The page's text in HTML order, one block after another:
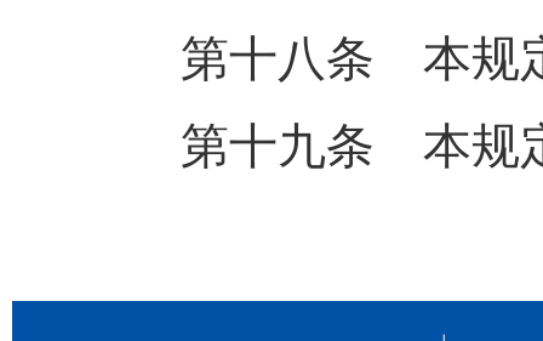
第十八条 本规定
第十九条 本规定